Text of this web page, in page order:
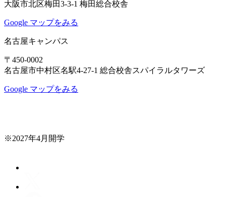
大阪市北区梅田3-3-1 梅田総合校舎
Google マップをみる
名古屋キャンパス
〒450-0002
名古屋市中村区名駅4-27-1 総合校舎スパイラルタワーズ
Google マップをみる
※2027年4月開学